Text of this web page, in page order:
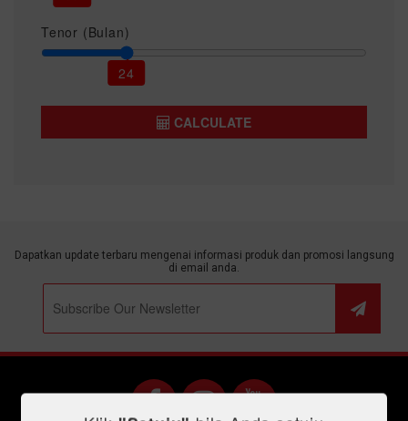
Tenor (Bulan)
24
CALCULATE
Dapatkan update terbaru mengenai informasi produk dan promosi langsung
di email anda.